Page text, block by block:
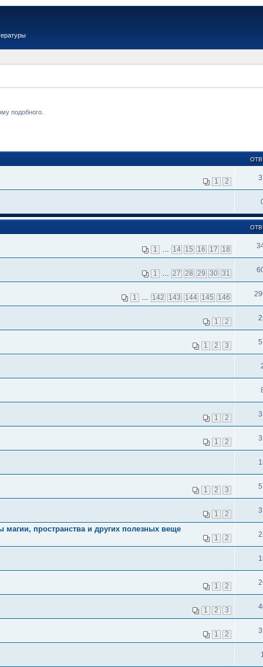
подобного.
1 2
1 14 15 16 17 18
1 27 28 29 30 31
1 142 143 144 145 146
1 2
1 2 3
1 2
1 2
1 2 3
1 2
пространства и других полезных веще
1 2
1 2
1 2 3
1 2
1